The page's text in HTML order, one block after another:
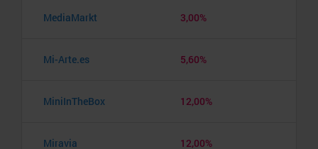
MediaMarkt 3,00%
Mi-Arte.es 5,60%
MiniInTheBox 12,00%
Miravia 12,00%